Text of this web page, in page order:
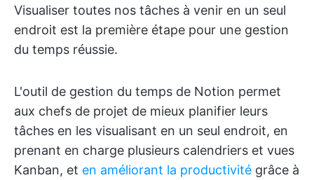
Visualiser toutes nos tâches à venir en un seul
endroit est la première étape pour une gestion
du temps réussie.
L'outil de gestion du temps de Notion permet
aux chefs de projet de mieux planifier leurs
tâches en les visualisant en un seul endroit, en
prenant en charge plusieurs calendriers et vues
Kanban, et en améliorant la productivité grâce à